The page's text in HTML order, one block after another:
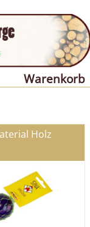
Warenkorb
Holz